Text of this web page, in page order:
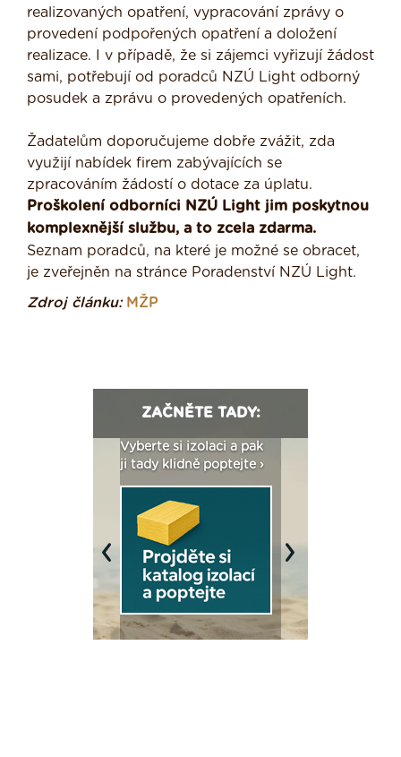
realizovaných opatření, vypracování zprávy o
provedení podpořených opatření a doložení
realizace. I v případě, že si zájemci vyřizují žádost
sami, potřebují od poradců NZÚ Light odborný
posudek a zprávu o provedených opatřeních.
Žadatelům doporučujeme dobře zvážit, zda
využijí nabídek firem zabývajících se
zpracováním žádostí o dotace za úplatu.
Proškolení odborníci NZÚ Light jim poskytnou
komplexnější službu, a to zcela zdarma.
Seznam poradců, na které je možné se obracet,
je zveřejněn na stránce Poradenství NZÚ Light.
Zdroj článku: MŽP
ZAČNĚTE TADY:
Vyberte si izolaci a pak
ji tady klidně poptejte ›
Previous Next